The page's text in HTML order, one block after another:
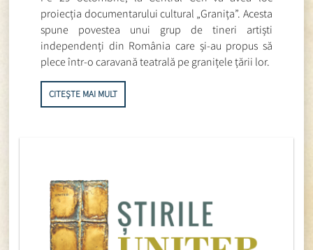
proiecția documentarului cultural „Granița”. Acesta
spune povestea unui grup de tineri artiști
independenți din România care și-au propus să
plece într-o caravană teatrală pe granițele țării lor.
CITEȘTE MAI MULT